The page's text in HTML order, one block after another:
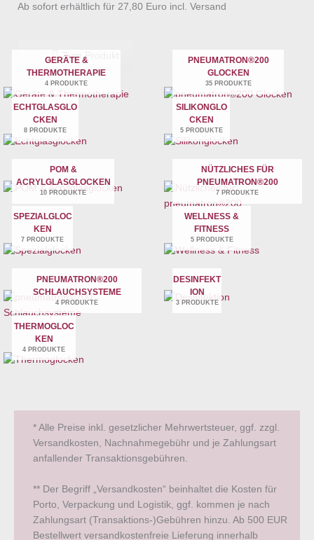
Ab sofort erhältlich für 27,80 Euro incl. Versand
Zum Produkt
GERÄTE &
THERMOTHERAPIE
4 PRODUKTE
PNEUMATRON®200
GLOCKEN
35 PRODUKTE
ECHTGLASGLO
CKEN
8 PRODUKTE
SILIKONGLO
CKEN
5 PRODUKTE
POM &
ACRYLGLASGLOCKEN
10 PRODUKTE
NÜTZLICHES FÜR
PNEUMATRON®200
7 PRODUKTE
SPEZIALGLOC
KEN
7 PRODUKTE
WELLNESS &
FITNESS
5 PRODUKTE
PNEUMATRON®200
SCHLAUCHSYSTEME
4 PRODUKTE
DESINFEKT
ION
3 PRODUKTE
THERMOGLOC
KEN
4 PRODUKTE
* Alle Preise inkl. gesetzlicher Mehrwertsteuer, ggf. zzgl.
Versandkosten, Nachnahmegebühr und je Zahlungsart
anfallender Transaktionsgebühren.
** Der Begriff „Versandkosten“ beinhaltet die Kosten für
Porto, Verpackung und Logistik, ggf. kommen je nach
Zahlungsart (Transaktions-)Gebühren hinzu. Ab 500 EUR
Bestellwert versandkostenfreie Lieferung innerhalb